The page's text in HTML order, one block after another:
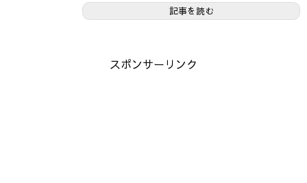
記事を読む
スポンサーリンク